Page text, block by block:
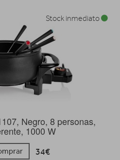
Negro, 8 personas,
1000 W
34€
Stock inmediato